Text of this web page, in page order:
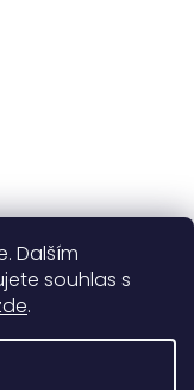
Dalším
souhlas s
.